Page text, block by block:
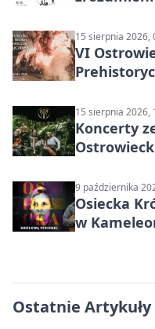
15 sierpnia 2026,
VI
15 sierpnia 2026,
Koncerty
9 października
Osiecka
w
Ostatnie Artykuły